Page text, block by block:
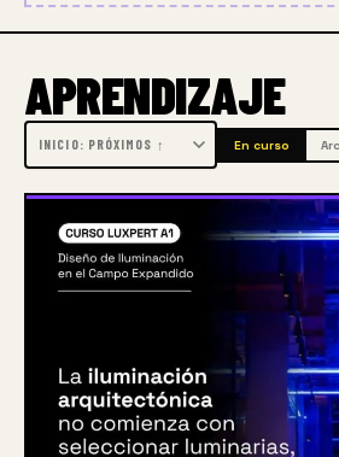
directamente en manos de los
Con una mentalidad
la plataforma ideal para adquirir,
conocimientos en diseño de
que este conocimiento sea
práctica y profesional:
APRENDIZAJE
En curso